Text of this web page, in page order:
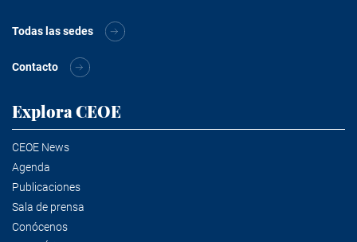
Todas las sedes
Contacto
Explora CEOE
CEOE News
Agenda
Publicaciones
Sala de prensa
Conócenos